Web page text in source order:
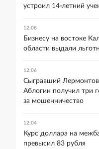
устроил 14-летний
12:08
Бизнесу на востоке
области выдали
12:06
Сыгравший
Аблогин получил три
за мошенничество
12:04
Курс доллара на
превысил 83 рубля